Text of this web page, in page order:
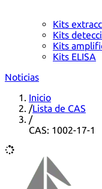
Kits
Kits
Kits
Kits ELISA
Noticias
Inicio
/Lista de CAS
/
CAS: 1002-17-1